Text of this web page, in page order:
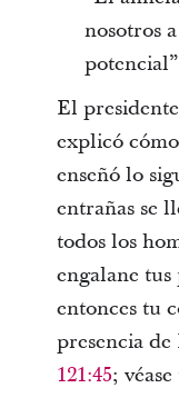
nosotros
El
explicó
enseñó lo
entrañas se
todos los
engalane tus
entonces tu
presencia de
121:45;